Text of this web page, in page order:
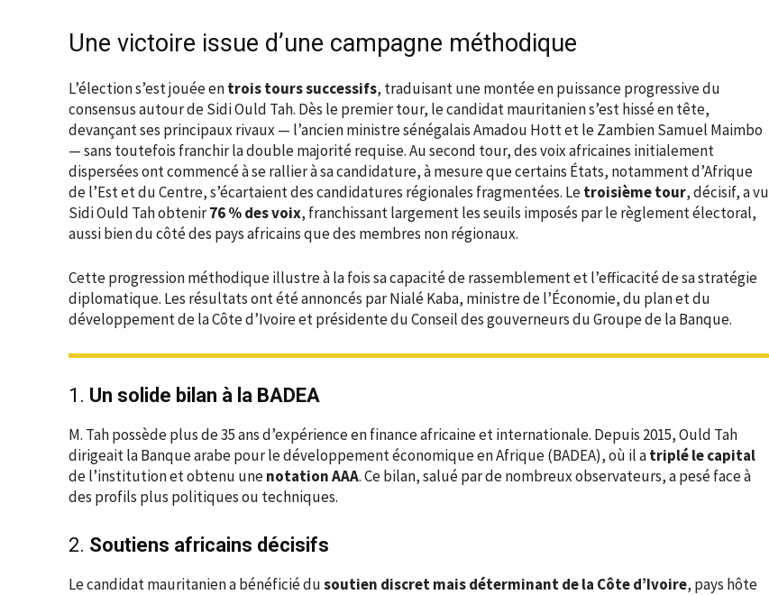
Une victoire issue d’une campagne méthodique
L’élection s’est jouée entrois tours successifs, traduisant une montée en puissance progressive du
consensus autour de Sidi Ould Tah. Dès le premier tour, le candidat mauritanien s’est hissé en tête,
devançant ses principaux rivaux — l’ancien ministre sénégalais Amadou Hott et le Zambien Samuel Maimbo
— sans toutefois franchir la double majorité requise. Au second tour, des voix africaines initialement
dispersées ont commencé à se rallier à sa candidature, à mesure que certains États, notamment d’Afrique
de l’Est et du Centre, s’écartaient des candidatures régionales fragmentées. Letroisième tour, décisif, a vu
Sidi Ould Tah obtenir76 % des voix, franchissant largement les seuils imposés par le règlement électoral,
aussi bien du côté des pays africains que des membres non régionaux.
Cette progression méthodique illustre à la fois sa capacité de rassemblement et l’efficacité de sa stratégie
diplomatique. Les résultats ont été annoncés par Nialé Kaba, ministre de l’Économie, du plan et du
développement de la Côte d’Ivoire et présidente du Conseil des gouverneurs du Groupe de la Banque.
1. Un solide bilan à la BADEA
M. Tah possède plus de 35 ans d’expérience en finance africaine et internationale. Depuis 2015, Ould Tah
dirigeait la Banque arabe pour le développement économique en Afrique (BADEA), où il atriplé le capital
de l’institution et obtenu unenotation AAA. Ce bilan, salué par de nombreux observateurs, a pesé face à
des profils plus politiques ou techniques.
2. Soutiens africains décisifs
Le candidat mauritanien a bénéficié dusoutien discret mais déterminant de la Côte d’Ivoire, pays hôte